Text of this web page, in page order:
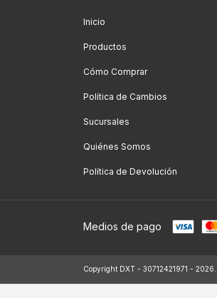
Inicio
Productos
Cómo Comprar
Política de Cambios
Sucursales
Quiénes Somos
Política de Devolución
Medios de pago
Copyright DXT - 30712421971 - 2026.